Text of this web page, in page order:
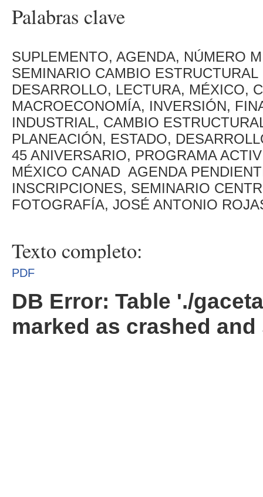
Palabras clave
SUPLEMENTO, AGENDA, NÚMERO
SEMINARIO CAMBIO
DESARROLLO, LECTURA, MÉXICO,
MACROECONOMÍA, INVERSIÓN,
INDUSTRIAL, CAMBIO
PLANEACIÓN, ESTADO,
45 ANIVERSARIO, PROGRAMA
MÉXICO CANAD AGENDA
INSCRIPCIONES, SEMINARIO
FOTOGRAFÍA, JOSÉ ANTONIO
Texto completo:
PDF
DB Error: Table './
marked as crashed